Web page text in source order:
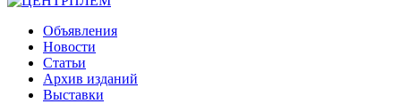
Объявления
Новости
Статьи
Архив изданий
Выставки